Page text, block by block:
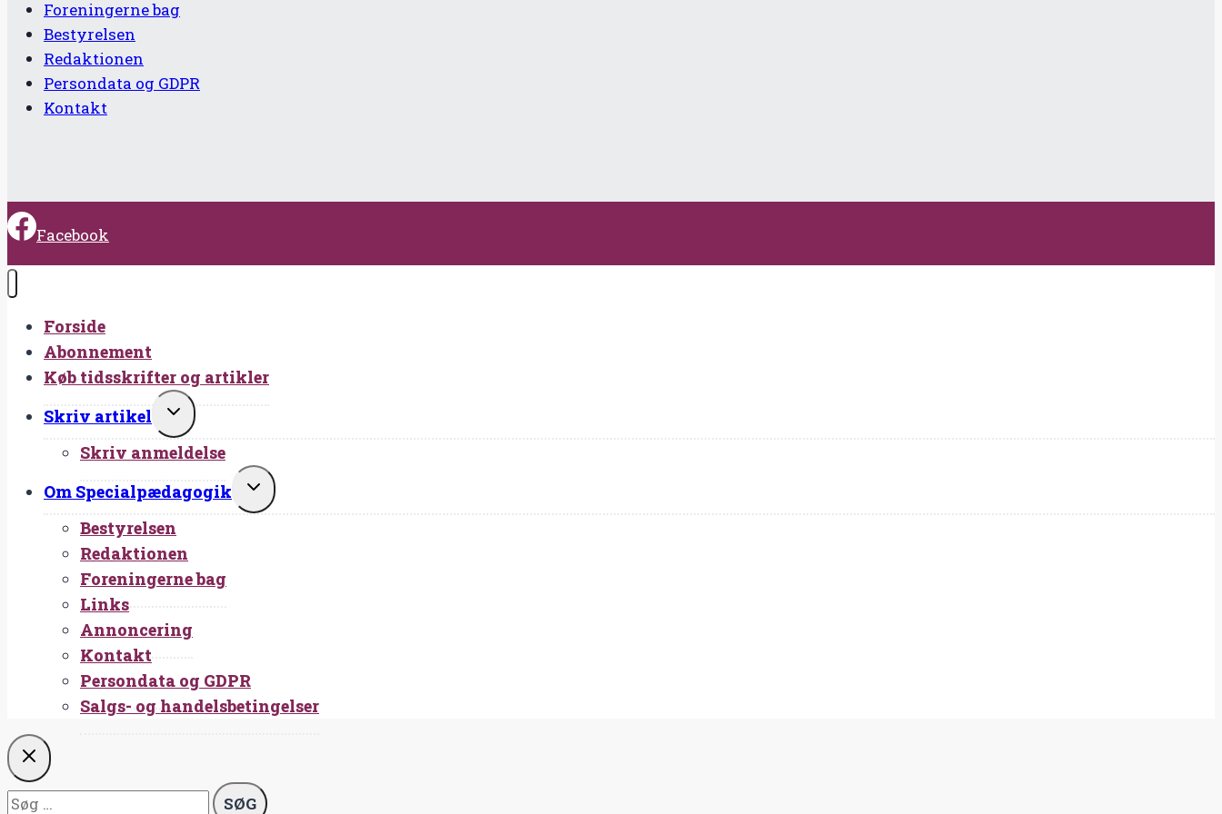
Foreningerne bag
Bestyrelsen
Redaktionen
Persondata og GDPR
Kontakt
Facebook
Forside
Abonnement
Køb tidsskrifter og artikler
Skriv artikel
SKIFT
UNDERMENU
Skriv anmeldelse
Om Specialpædagogik
SKIFT
UNDERMENU
Bestyrelsen
Redaktionen
Foreningerne bag
Links
Annoncering
Kontakt
Persondata og GDPR
Salgs- og handelsbetingelser
Søg